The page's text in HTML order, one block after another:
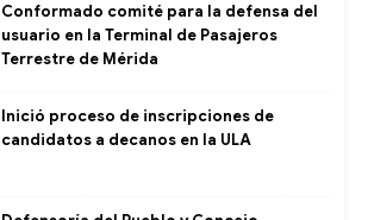
Conformado comité para la defensa del
usuario en la Terminal de Pasajeros
Terrestre de Mérida
Inició proceso de inscripciones de
candidatos a decanos en la ULA